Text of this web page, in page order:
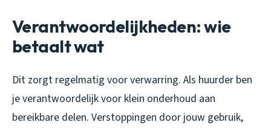
Verantwoordelijkheden: wie
betaalt wat
Dit zorgt regelmatig voor verwarring. Als huurder ben
je verantwoordelijk voor klein onderhoud aan
bereikbare delen. Verstoppingen door jouw gebruik,